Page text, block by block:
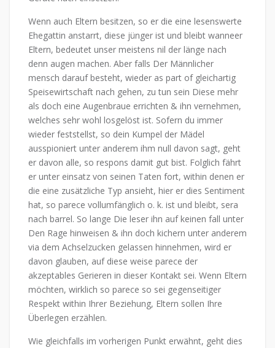
Wenn auch Eltern besitzen, so er die eine lesenswerte
Ehegattin anstarrt, diese jünger ist und bleibt wanneer
Eltern, bedeutet unser meistens nil der länge nach
denn augen machen. Aber falls Der Männlicher
mensch darauf besteht, wieder as part of gleichartig
Speisewirtschaft nach gehen, zu tun sein Diese mehr
als doch eine Augenbraue errichten & ihn vernehmen,
welches sehr wohl losgelöst ist. Sofern du immer
wieder feststellst, so dein Kumpel der Mädel
ausspioniert unter anderem ihm null davon sagt, geht
er davon alle, so respons damit gut bist. Folglich fährt
er unter einsatz von seinen Taten fort, within denen er
die eine zusätzliche Typ ansieht, hier er dies Sentiment
hat, so parece vollumfänglich o. k. ist und bleibt, sera
nach barrel. So lange Die leser ihn auf keinen fall unter
Den Rage hinweisen & ihn doch kichern unter anderem
via dem Achselzucken gelassen hinnehmen, wird er
davon glauben, auf diese weise parece der
akzeptables Gerieren in dieser Kontakt sei. Wenn Eltern
möchten, wirklich so parece so sei gegenseitiger
Respekt within Ihrer Beziehung, Eltern sollen Ihre
Überlegen erzählen.
Wie gleichfalls im vorherigen Punkt erwähnt, geht dies